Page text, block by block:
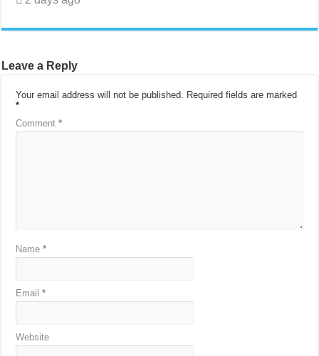
Leave a Reply
Your email address will not be published. Required fields are marked
*
Comment*
Name*
Email*
Website